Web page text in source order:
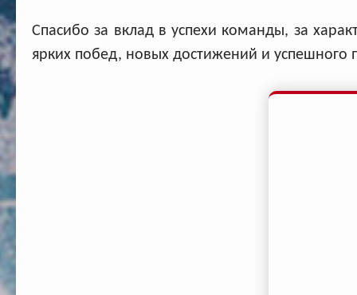
Спасибо за вклад в успехи команды, за
ярких побед, новых достижений и успешного